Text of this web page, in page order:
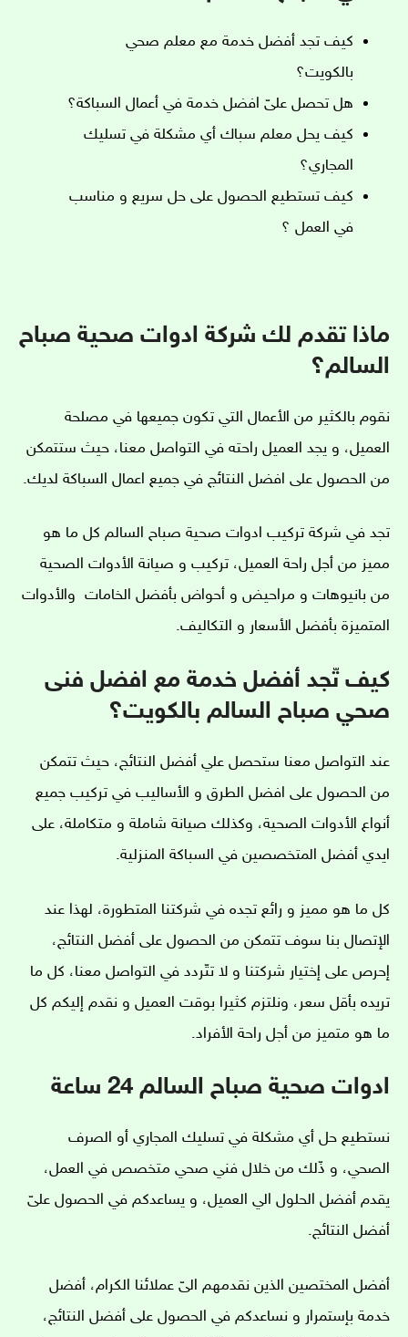
كيف تجد أفضل خدمة مع معلم صحي
بالكويت؟
هل تحصل علىّ افضل خدمة في أعمال السباكة؟
كيف يحل معلم سباك أي مشكلة في تسليك
المجاري؟
كيف تستطيع الحصول على حل سريع و مناسب
في العمل ؟
ماذا تقدم لك شركة ادوات صحية صباح
السالم؟
نقوم بالكثير من الأعمال التي تكون جميعها في مصلحة
العميل، و يجد العميل راحته في التواصل معنا، حيث ستتمكن
من الحصول على افضل النتائج في جميع اعمال السباكة لديك.
تجد في شركة تركيب ادوات صحية صباح السالم كل ما هو
مميز من أجل راحة العميل، تركيب و صيانة الأدوات الصحية
من بانيوهات و مراحيض و أحواض بأفضل الخامات والأدوات
المتميزة بأفضل الأسعار و التكاليف.
كيف تّجد أفضل خدمة مع افضل فنى
صحي صباح السالم بالكويت؟
عند التواصل معنا ستحصل علي أفضل النتائج، حيث تتمكن
من الحصول على افضل الطرق و الأساليب في تركيب جميع
أنواع الأدوات الصحية، وكذلك صيانة شاملة و متكاملة، على
ايدي أفضل المتخصصين في السباكة المنزلية.
كل ما هو مميز و رائع تجده في شركتنا المتطورة، لهذا عند
الإتصال بنا سوف تتمكن من الحصول على أفضل النتائج،
إحرص على إختيار شركتنا و لا تتّردد في التواصل معنا، كل ما
تريده بأقل سعر، ونلتزم كثيرا بوقت العميل و نقدم إليكم كل
ما هو متميز من أجل راحة الأفراد.
ادوات صحية صباح السالم 24 ساعة
نستطيع حل أي مشكلة في تسليك المجاري أو الصرف
الصحي، و ذّلك من خلال فني صحي متخصص في العمل،
يقدم أفضل الحلول الي العميل، و يساعدكم في الحصول علىّ
أفضل النتائج.
أفضل المختصين الذين نقدمهم الىّ عملائنا الكرام، أفضل
خدمة بإستمرار و نساعدكم في الحصول على أفضل النتائج،